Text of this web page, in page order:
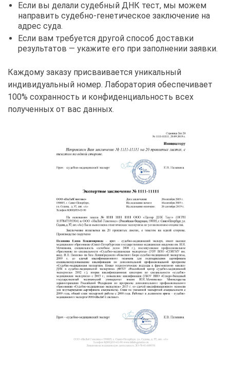
Если вы делали судебный ДНК тест, мы можем
направить судебно-генетическое заключение на
адрес суда.
Если вам требуется другой способ доставки
результатов — укажите его при заполнении заявки.
Каждому заказу присваивается уникальный
индивидуальный номер. Лаборатория обеспечивает
100% сохранность и конфиденциальность всех
полученных от вас данных.